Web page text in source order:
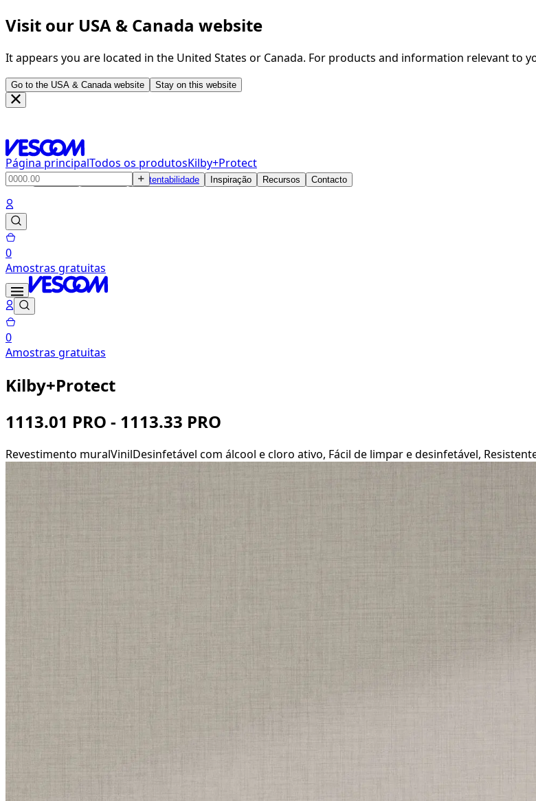
Visit our USA & Canada website
It appears you are located in the United States or Canada. For products and information relevant to
Go to the USA & Canada website Stay on this website
Página principalTodos os produtosKilby+Protect
Produtos Sustentabilidade Inspiração Recursos Contacto
0
Amostras gratuitas
0
Amostras gratuitas
Kilby+Protect
1113.01 PRO - 1113.33 PRO
Revestimento muralVinilDesinfetável com álcool e cloro ativo, Fácil de limpar e desinfetável,